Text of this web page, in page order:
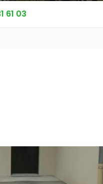
61 03